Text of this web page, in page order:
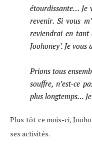
étourdissante… Je
revenir. Si vous
reviendrai en tant
Joohoney’. Je
Prions tous
souffre, n’est-ce
plus longtemps…
Plus tôt ce mois-ci,
ses activités.